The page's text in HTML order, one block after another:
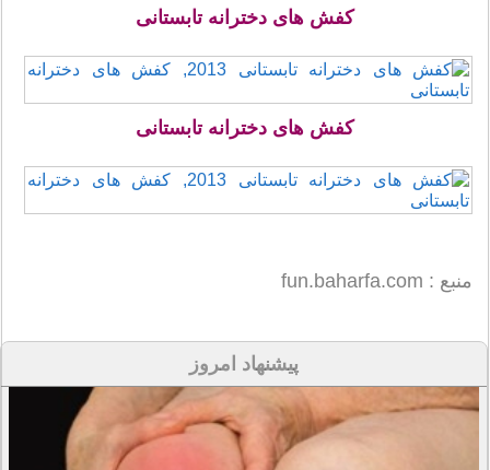
کفش های دخترانه تابستانی
کفش های دخترانه تابستانی
منبع : fun.baharfa.com
پیشنهاد امروز